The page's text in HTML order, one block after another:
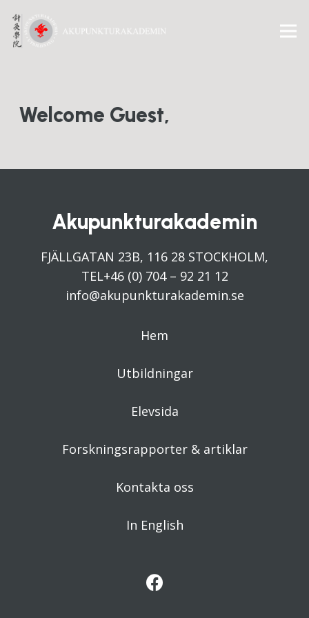
Welcome Guest,
Akupunkturakademin
FJÄLLGATAN 23B, 116 28 STOCKHOLM,
TEL+46 (0) 704 – 92 21 12
info@akupunkturakademin.se
Hem
Utbildningar
Elevsida
Forskningsrapporter & artiklar
Kontakta oss
In English